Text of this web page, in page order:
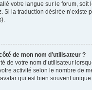
votre langue sur le forum,
la traduction désirée
de mon nom d’utilisateur ?
de votre nom d’utilisateur
activité selon le nombre de
qui est bien souvent